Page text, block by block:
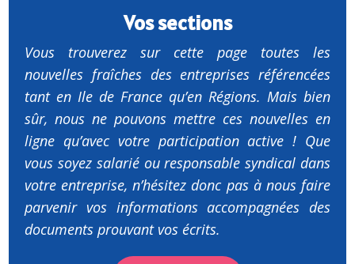
Vos sections
Vous trouverez sur cette page toutes les
nouvelles fraîches des entreprises référencées
tant en Ile de France qu’en Régions. Mais bien
sûr, nous ne pouvons mettre ces nouvelles en
ligne qu’avec votre participation active ! Que
vous soyez salarié ou responsable syndical dans
votre entreprise, n’hésitez donc pas à nous faire
parvenir vos informations accompagnées des
documents prouvant vos écrits.